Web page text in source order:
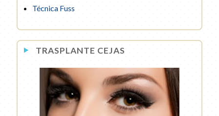
Técnica Fuss
TRASPLANTE CEJAS